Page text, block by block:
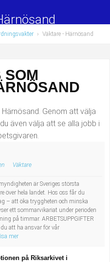
juridik
jobb
och äldreboende
› Väktare - Härnösand
SOM
Genom att välja
även välja att se alla jobb i
Väktare
är Sveriges största
över hela landet. Hos oss får du
– att öka tryggheten och minska
ett sommarvikariat under perioden
på timmar. ARBETSUPPGIFTER
att ha ansvar för vår
mer
på Riksarkivet i